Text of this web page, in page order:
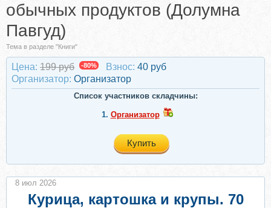
обычных продуктов (Долумна
Павгуд)
Тема в разделе "Книги"
Цена: 199 руб -80% Взнос: 40 руб
Организатор: Организатор
Список участников складчины:
1. Организатор
Купить
Курица, картошка и крупы. 70
8 июл 2026